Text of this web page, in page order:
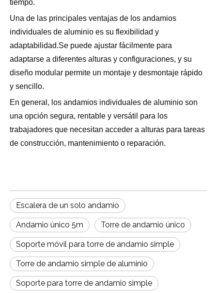
tiempo.
Una de las principales ventajas de los andamios
individuales de aluminio es su flexibilidad y
adaptabilidad.Se puede ajustar fácilmente para
adaptarse a diferentes alturas y configuraciones, y su
diseño modular permite un montaje y desmontaje rápido
y sencillo.
En general, los andamios individuales de aluminio son
una opción segura, rentable y versátil para los
trabajadores que necesitan acceder a alturas para tareas
de construcción, mantenimiento o reparación.
Escalera de un solo andamio
Andamio único 5m Torre de andamio único
Soporte móvil para torre de andamio simple
Torre de andamio simple de aluminio
Soporte para torre de andamio simple